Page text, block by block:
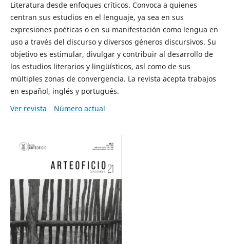
Literatura desde enfoques críticos. Convoca a quienes
centran sus estudios en el lenguaje, ya sea en sus
expresiones poéticas o en su manifestación como lengua en
uso a través del discurso y diversos géneros discursivos. Su
objetivo es estimular, divulgar y contribuir al desarrollo de
los estudios literarios y lingüísticos, así como de sus
múltiples zonas de convergencia. La revista acepta trabajos
en español, inglés y portugués.
Ver revista
Número actual